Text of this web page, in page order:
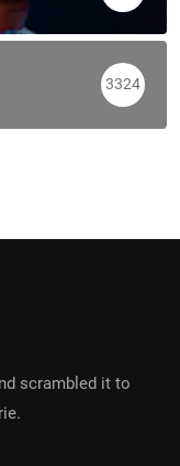
3324
scrambled it to